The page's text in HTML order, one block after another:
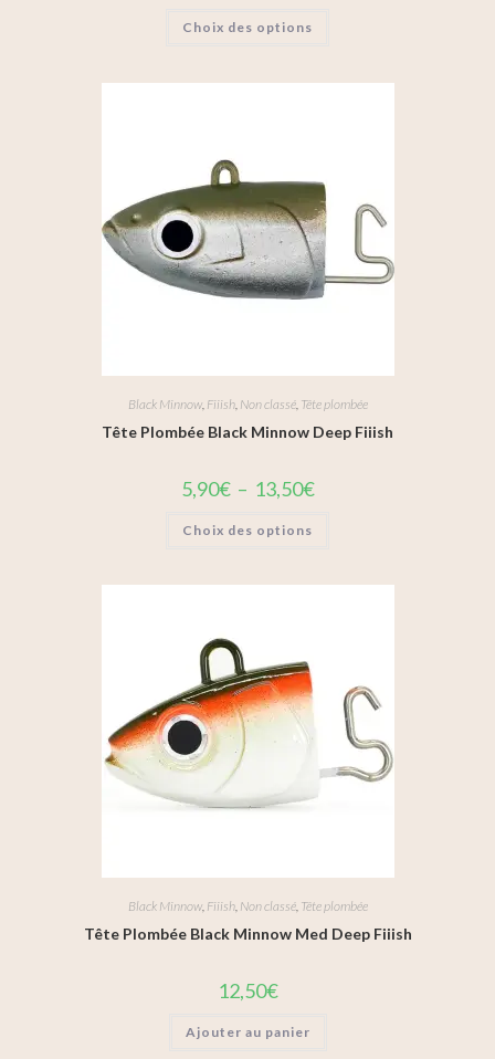
Choix des options
Black Minnow, Fiiish, Non classé, Tête plombée
Tête Plombée Black Minnow Deep Fiiish
5,90€ – 13,50€
Choix des options
Black Minnow, Fiiish, Non classé, Tête plombée
Tête Plombée Black Minnow Med Deep Fiiish
12,50€
Ajouter au panier